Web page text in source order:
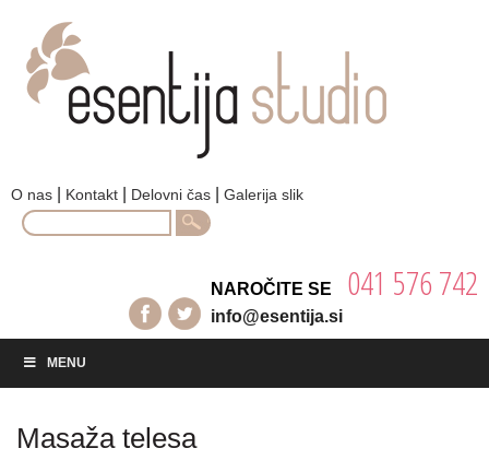
O nas Kontakt Delovni čas Galerija slik
Search
NAROČITE SE 041 576 742
info@esentija.si
MENU
Masaža telesa